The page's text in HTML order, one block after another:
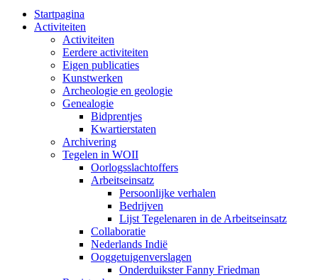
Startpagina
Activiteiten
Activiteiten
Eerdere activiteiten
Eigen publicaties
Kunstwerken
Archeologie en geologie
Genealogie
Bidprentjes
Kwartierstaten
Archivering
Tegelen in WOII
Oorlogsslachtoffers
Arbeitseinsatz
Persoonlijke verhalen
Bedrijven
Lijst Tegelenaren in de Arbeitseinsatz
Collaboratie
Nederlands Indië
Ooggetuigenverslagen
Onderduikster Fanny Friedman